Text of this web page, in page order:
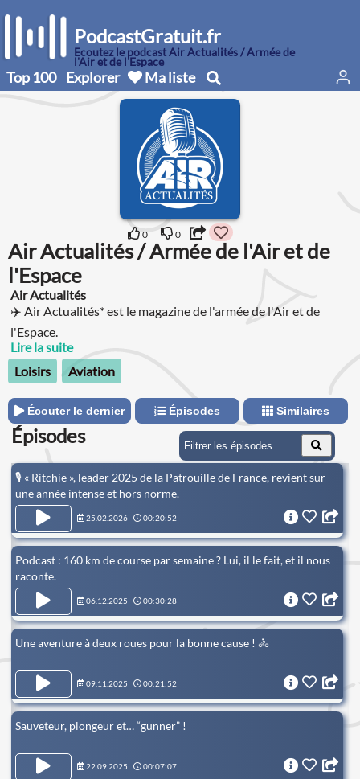
PodcastGratuit.fr
Écoutez le podcast Air Actualités / Armée de
l'Air et de l'Espace
Top 100 Explorer Ma liste
0 0
Air Actualités / Armée de l'Air et de
l'Espace
Air Actualités
✈️ Air Actualités* est le magazine de l'armée de l'Air et de
l'Espace.
Lire la suite
Loisirs
Aviation
Écouter le dernier Épisodes Similaires
Épisodes
🎙️ « Ritchie », leader 2025 de la Patrouille de France, revient sur
une année intense et hors norme.
25.02.2026 00:20:52
Podcast : 160 km de course par semaine ? Lui, il le fait, et il nous
raconte.
06.12.2025 00:30:28
Une aventure à deux roues pour la bonne cause ! 🚴
09.11.2025 00:21:52
Sauveteur, plongeur et… “gunner” !
22.09.2025 00:07:07